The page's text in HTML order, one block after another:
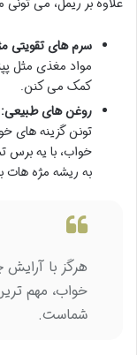
سرم های تقویتی
مواد مغذی مثل
کمک می کنن.
روغن های طبیعی:
تونن گزینه های
خواب، با یه برس
به ریشه مژه هات
هرگز با
خواب، مهم
شماست.